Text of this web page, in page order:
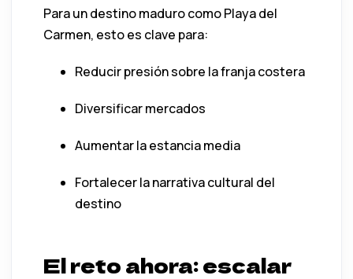
Para un destino maduro como Playa del
Carmen, esto es clave para:
Reducir presión sobre la franja costera
Diversificar mercados
Aumentar la estancia media
Fortalecer la narrativa cultural del
destino
El reto ahora: escalar